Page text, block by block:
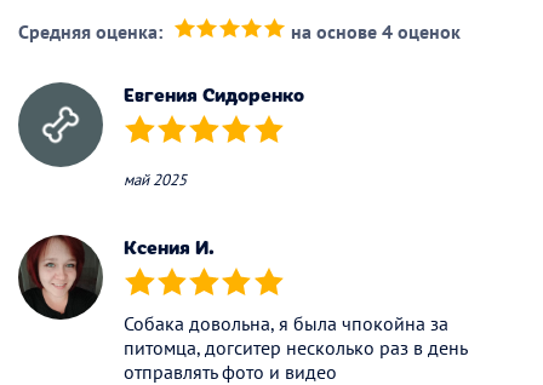
Средняя оценка: на основе 4 оценок
Евгения Сидоренко
(*) (*) (*) (*) (*)
май 2025
Ксения И.
(*) (*) (*) (*) (*)
Собака довольна, я была чпокойна за
питомца, догситер несколько раз в день
отправлять фото и видео